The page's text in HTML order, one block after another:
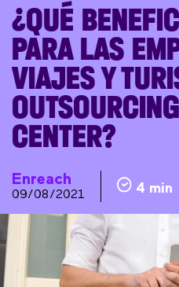
¿QUÉ
PARA LAS
VIAJES Y
CENTER?
Enreach
09/08/2021 4 min